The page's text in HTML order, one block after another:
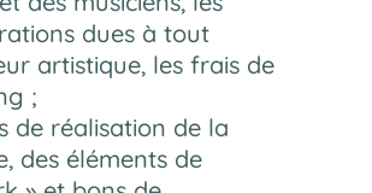
dues à tout
artistique, les frais de
;
de réalisation de la
des éléments de